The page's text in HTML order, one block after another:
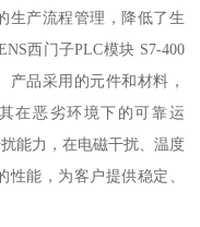
生产流程管理，降低了生
西门子PLC模块 S7-400
产品采用的元件和材料，
在恶劣环境下的可靠运
能力，在电磁干扰、温度
能，为客户提供稳定、